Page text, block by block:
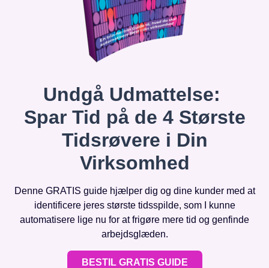
Undgå Udmattelse:
Spar Tid på de 4 Største
Tidsrøvere i Din
Virksomhed
Denne GRATIS guide hjælper dig og dine kunder med at
identificere jeres største tidsspilde, som I kunne
automatisere lige nu for at frigøre mere tid og genfinde
arbejdsglæden.
BESTIL GRATIS GUIDE